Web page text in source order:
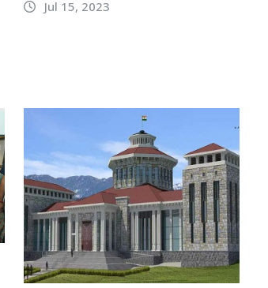
Jul 15, 2023